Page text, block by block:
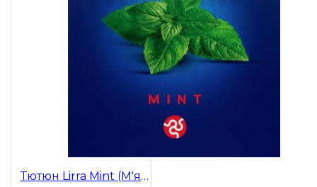
Тютюн Lirra Mint (М'ята) 50 гр